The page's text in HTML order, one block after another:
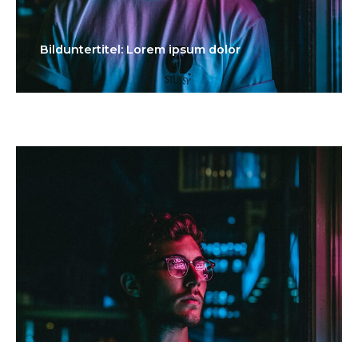
Bilduntertitel: Lorem ipsum dolor